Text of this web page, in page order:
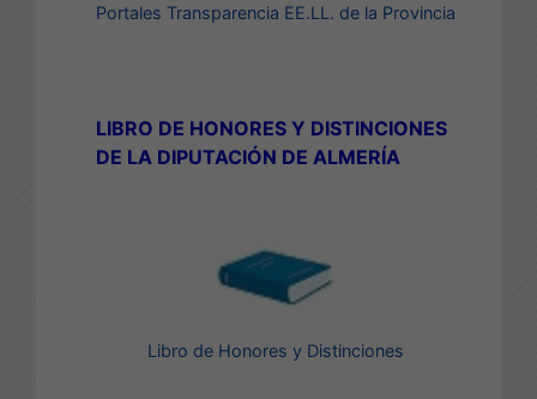
Portales Transparencia EE.LL. de la Provincia
LIBRO DE HONORES Y DISTINCIONES
DE LA DIPUTACIÓN DE ALMERÍA
Libro de Honores y Distinciones